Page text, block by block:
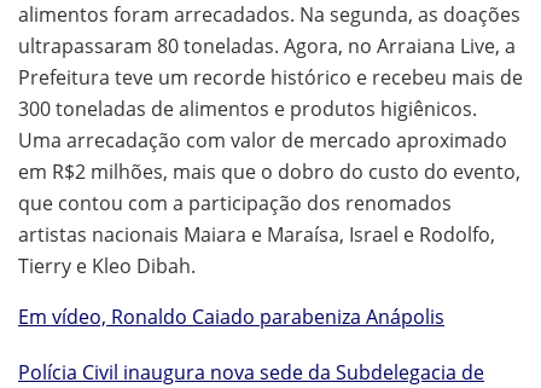
alimentos foram arrecadados. Na segunda, as doações
ultrapassaram 80 toneladas. Agora, no Arraiana Live, a
Prefeitura teve um recorde histórico e recebeu mais de
300 toneladas de alimentos e produtos higiênicos.
Uma arrecadação com valor de mercado aproximado
em R$2 milhões, mais que o dobro do custo do evento,
que contou com a participação dos renomados
artistas nacionais Maiara e Maraísa, Israel e Rodolfo,
Tierry e Kleo Dibah.
Em vídeo, Ronaldo Caiado parabeniza Anápolis
Polícia Civil inaugura nova sede da Subdelegacia de